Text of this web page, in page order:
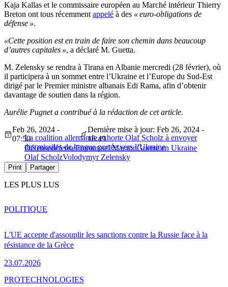
Kaja Kallas et le commissaire européen au Marché intérieur Thierry
Breton ont tous récemment appelé à des « euro-obligations de
défense ».
«Cette position est en train de faire son chemin dans beaucoup
d’autres capitales », a déclaré M. Guetta.
M. Zelensky se rendra à Tirana en Albanie mercredi (28 février), où
il participera à un sommet entre l’Ukraine et l’Europe du Sud-Est
dirigé par le Premier ministre albanais Edi Rama, afin d’obtenir
davantage de soutien dans la région.
Aurélie Pugnet a contribué à la rédaction de cet article.
La coalition allemande exhorte Olaf Scholz à envoyer
des missiles de longue portée vers l’Ukraine
Feb 26, 2024 -
07:50
Dernière mise à jour: Feb 26, 2024 -
16:49
DéfensedéfenseEmmanuel MacronGuerre en Ukraine
Olaf ScholzVolodymyr Zelensky
Print Partager
LES PLUS LUS
L'UE accepte d'assouplir les sanctions contre la Russie face à la
résistance de la Grèce
23.07.2026
POLITIQUE
PROTECHNOLOGIES